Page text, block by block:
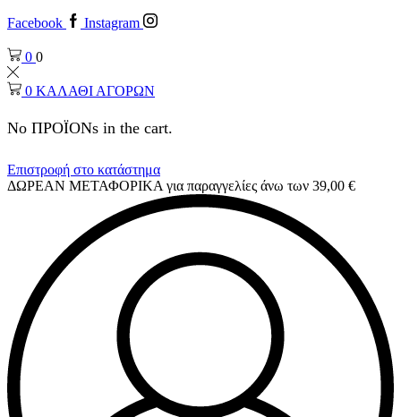
Facebook Instagram
0 0
0 ΚΑΛΑΘΙ ΑΓΟΡΩΝ
No ΠΡΟΪΟΝs in the cart.
Επιστροφή στο κατάστημα
ΔΩΡΕΑΝ ΜΕΤΑΦΟΡΙΚΑ για παραγγελίες άνω των 39,00 €